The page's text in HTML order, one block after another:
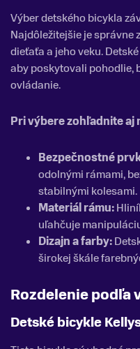
Výber detského bicykla
Najdôležitejšie je
dieťaťa a jeho veku.
aby poskytovali pohodlie,
ovládanie.
Pri výbere zohľadnite aj
Bezpečnostné
odolnými rámami,
stabilnými kolesami.
Materiál rámu:
uľahčuje
Dizajn a farby:
širokej škále
Rozdelenie podľa
Detské bicykle